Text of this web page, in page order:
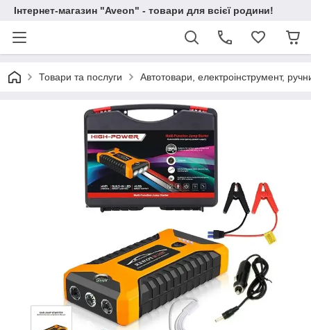
Інтернет-магазин "Aveon" - товари для всієї родини!
Товари та послуги Автотовари, електроінструмент,